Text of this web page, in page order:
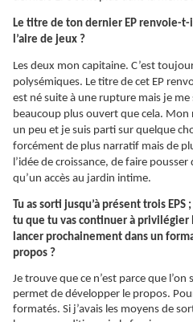
Le titre de ton dernier EP renvoie-
l’aire de jeux ?
Les deux mon capitaine. C’est
polysémiques. Le titre de cet EP
est né suite à une rupture mais je
beaucoup plus ouvert que cela.
un peu et je suis parti sur quelque
forcément de plus narratif mais de
l’idée de croissance, de faire
qu’un accès au jardin intime.
Tu as sorti jusqu’à présent trois
tu que tu vas continuer à
lancer prochainement dans un
propos ?
Je trouve que ce n’est parce que
permet de développer le propos.
formatés. Si j’avais les moyens de